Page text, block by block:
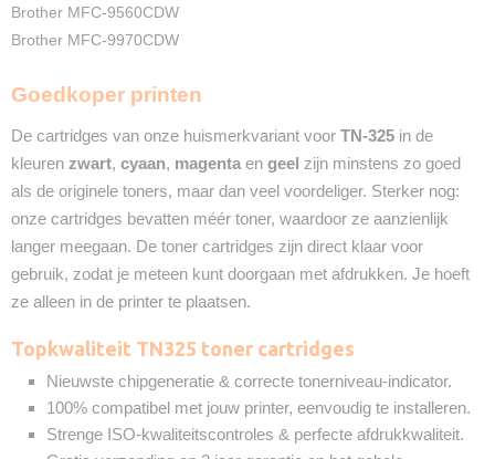
Recyclebaar
❌
Brother MFC-9560CDW
Brother MFC-9970CDW
Goedkoper printen
De cartridges van onze huismerkvariant voor TN-325 in de
kleuren zwart, cyaan, magenta en geel zijn minstens zo goed
als de originele toners, maar dan veel voordeliger. Sterker nog:
onze cartridges bevatten méér toner, waardoor ze aanzienlijk
langer meegaan. De toner cartridges zijn direct klaar voor
gebruik, zodat je meteen kunt doorgaan met afdrukken. Je hoeft
ze alleen in de printer te plaatsen.
Topkwaliteit TN325 toner cartridges
Nieuwste chipgeneratie & correcte tonerniveau-indicator.
100% compatibel met jouw printer, eenvoudig te installeren.
Strenge ISO-kwaliteitscontroles & perfecte afdrukkwaliteit.